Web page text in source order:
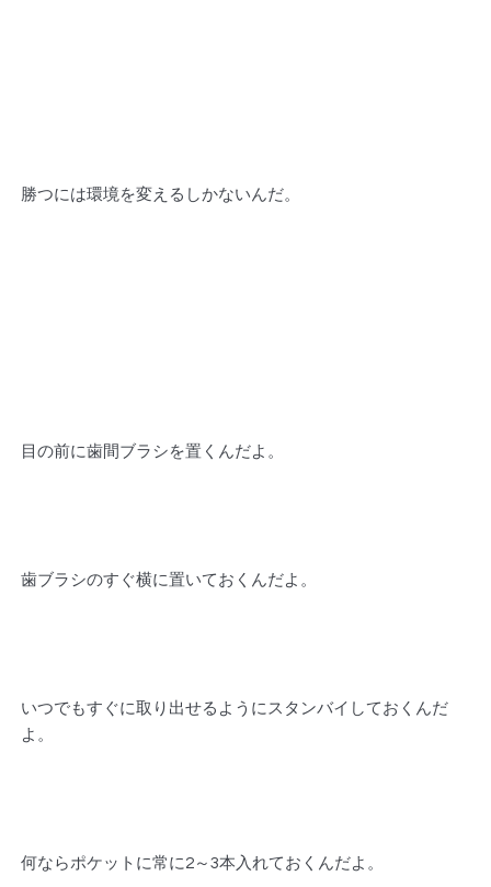
勝つには環境を変えるしかないんだ。
目の前に歯間ブラシを置くんだよ。
歯ブラシのすぐ横に置いておくんだよ。
いつでもすぐに取り出せるようにスタンバイしておくんだ
よ。
何ならポケットに常に2～3本入れておくんだよ。